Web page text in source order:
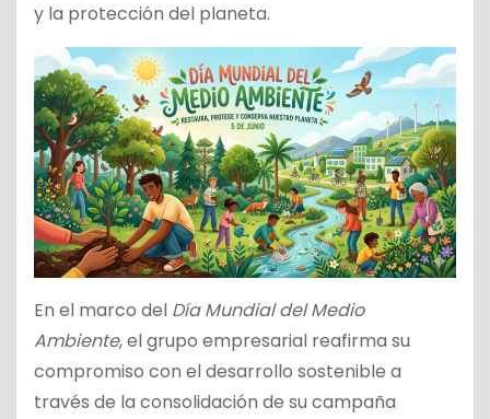
y la protección del planeta.
En el marco del Día Mundial del Medio
Ambiente, el grupo empresarial reafirma su
compromiso con el desarrollo sostenible a
través de la consolidación de su campaña